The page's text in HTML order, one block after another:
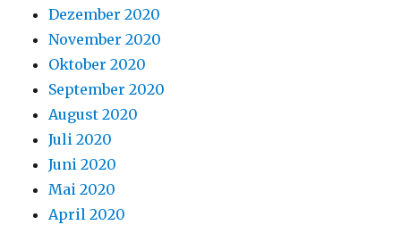
Dezember 2020
November 2020
Oktober 2020
September 2020
August 2020
Juli 2020
Juni 2020
Mai 2020
April 2020